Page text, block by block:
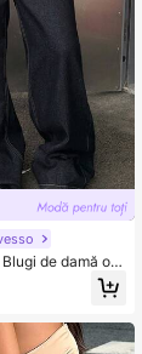
de damă ow
picior drept, stil
din cu